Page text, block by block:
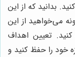
بدانید که از این
می‌خواهید از این
تعیین اهداف
خود را حفظ کنید و